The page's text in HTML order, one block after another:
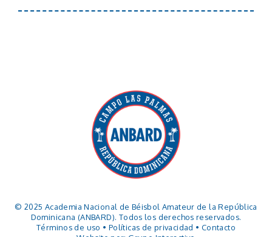
© 2025 Academia Nacional de Béisbol Amateur de la República
Dominicana (ANBARD). Todos los derechos reservados.
Términos de uso • Políticas de privacidad • Contacto